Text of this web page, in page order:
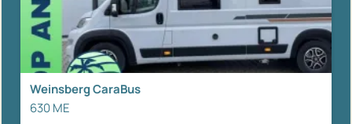
Weinsberg CaraBus
630 ME